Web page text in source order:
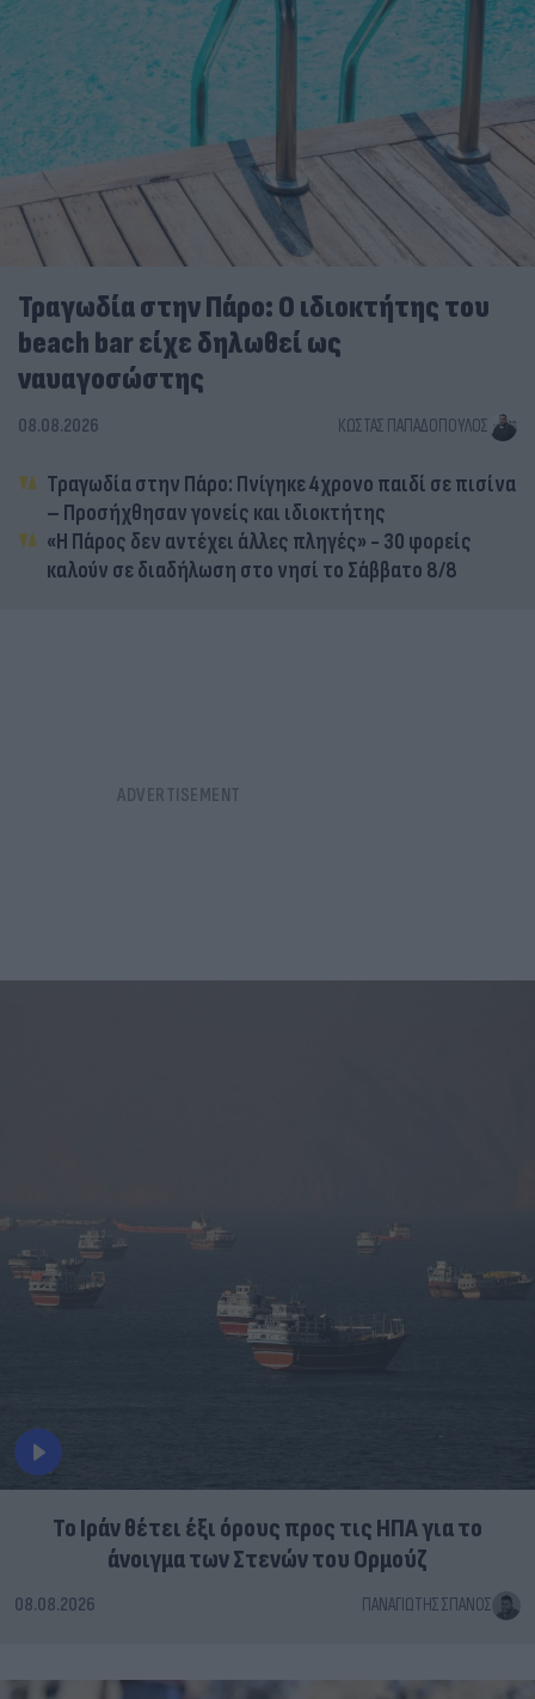
Τραγωδία στην Πάρο: Ο ιδιοκτήτης του
beach bar είχε δηλωθεί ως
ναυαγοσώστης
08.08.2026 ΚΏΣΤΑΣ ΠΑΠΑΔΌΠΟΥΛΟΣ
Τραγωδία στην Πάρο: Πνίγηκε 4χρονο παιδί σε πισίνα
– Προσήχθησαν γονείς και ιδιοκτήτης
«Η Πάρος δεν αντέχει άλλες πληγές» - 30 φορείς
καλούν σε διαδήλωση στο νησί το Σάββατο 8/8
Το Ιράν θέτει έξι όρους προς τις ΗΠΑ για το
άνοιγμα των Στενών του Ορμούζ
08.08.2026 ΠΑΝΑΓΙΏΤΗΣ ΣΠΑΝΌΣ